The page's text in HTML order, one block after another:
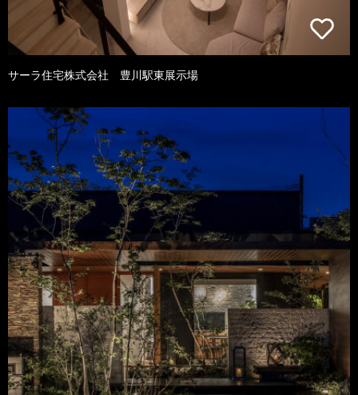
サーラ住宅株式会社 豊川駅東展示場